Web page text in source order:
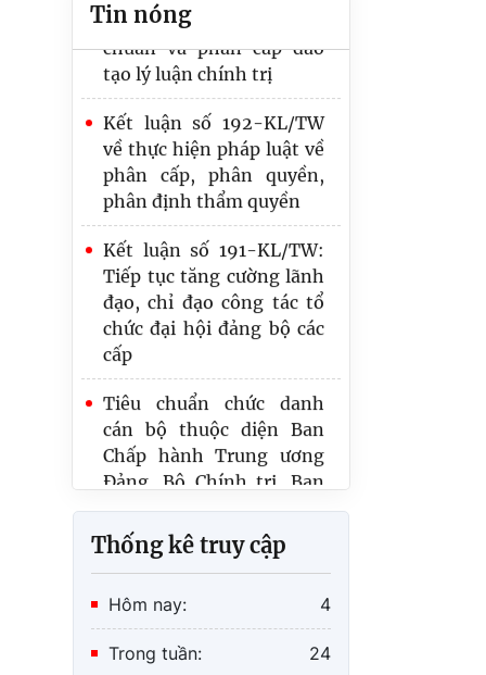
TƯ tổng kết 4 năm thực
hiện Chỉ thị 03-CT/TW
Quy định mới của Ban Bí
thư về đối tượng, tiêu
chuẩn và phân cấp đào
tạo lý luận chính trị
Tin nóng
tạo lý luận chính trị
Kết luận số 192-KL/TW
về thực hiện pháp luật về
phân cấp, phân quyền,
phân định thẩm quyền
Kết luận số 191-KL/TW:
Tiếp tục tăng cường lãnh
đạo, chỉ đạo công tác tổ
chức đại hội đảng bộ các
cấp
Tiêu chuẩn chức danh
cán bộ thuộc diện Ban
Chấp hành Trung ương
Đảng, Bộ Chính trị, Ban
Bí thư quản lý
nhân trong hệ thống
chính trị
KL 197-KL/TW về thực
hiện một số nội dung,
Thống kê truy cập
Hôm nay: 4
Trong tuần: 24